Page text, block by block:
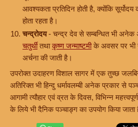
आवश्यकता प्रतिदिन होती है, क्योंकि सूर्योदय
होता रहता है।
चन्द्रोदय- चन्द्र देव से सम्बन्धित भी अनेक
चतुर्थीतथाकृष्ण जन्माष्टमीके अवसर पर भी
अर्चना की जाती है।
उपरोक्त उदाहरण विशाल सागर में एक तुच्छ
अतिरिक्त भी हिन्दु धर्मावलम्बी अनेक प्रकार से
आगामी त्यौहार एवं व्रत के दिवस, विभिन्न
के लिये भी दैनिक पञ्चाङ्ग का उपयोग किया जाता